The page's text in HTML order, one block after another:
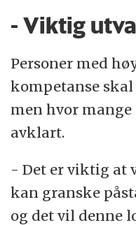
- Viktig
Personer med
kompetanse
men hvor
avklart.
- Det er viktig at
kan granske
og det vil denne